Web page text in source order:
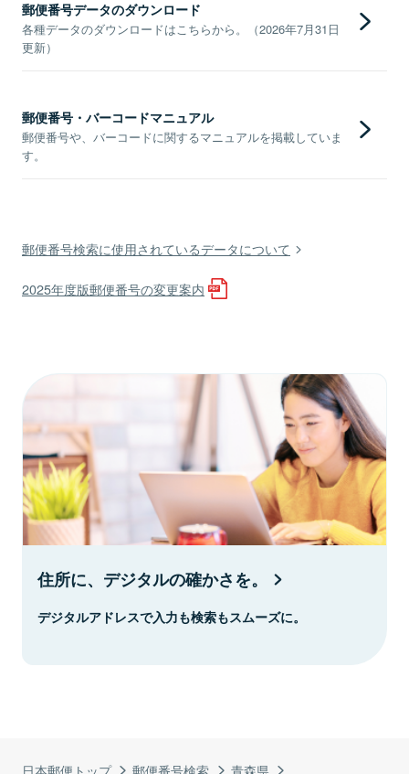
日本郵便トップ 郵便番号検索
青森県
郵便番号データのダウンロード
各種データのダウンロードはこちらから。（2026年7月31日
更新）
郵便番号・バーコードマニュアル
郵便番号や、バーコードに関するマニュアルを掲載していま
す。
郵便番号検索に使用されているデータについて
2025年度版郵便番号の変更案内
住所に、デジタルの確かさを。
デジタルアドレスで入力も検索もスムーズに。